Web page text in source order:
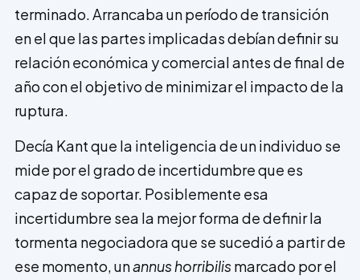
terminado. Arrancaba un período de transición
en el que las partes implicadas debían definir su
relación económica y comercial antes de final de
año con el objetivo de minimizar el impacto de la
ruptura.
Decía Kant que la inteligencia de un individuo se
mide por el grado de incertidumbre que es
capaz de soportar. Posiblemente esa
incertidumbre sea la mejor forma de definir la
tormenta negociadora que se sucedió a partir de
ese momento, unannus horribilismarcado por el